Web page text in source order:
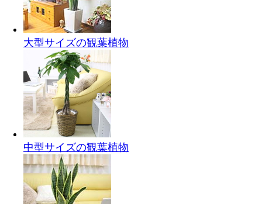
大型サイズの観葉植物
中型サイズの観葉植物